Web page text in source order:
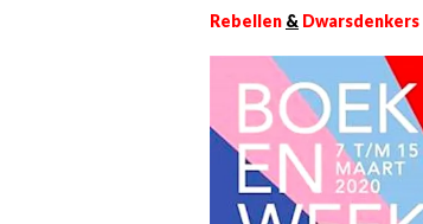
Rebellen & Dwarsdenkers